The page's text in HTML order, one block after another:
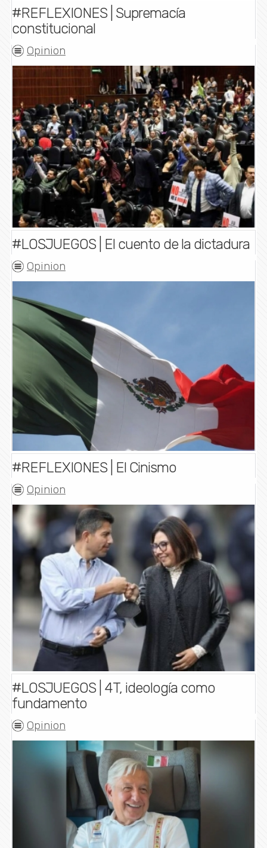
#REFLEXIONES | Supremacía
constitucional
Opinion
#LOSJUEGOS | El cuento de la dictadura
Opinion
#REFLEXIONES | El Cinismo
Opinion
#LOSJUEGOS | 4T, ideología como
fundamento
Opinion